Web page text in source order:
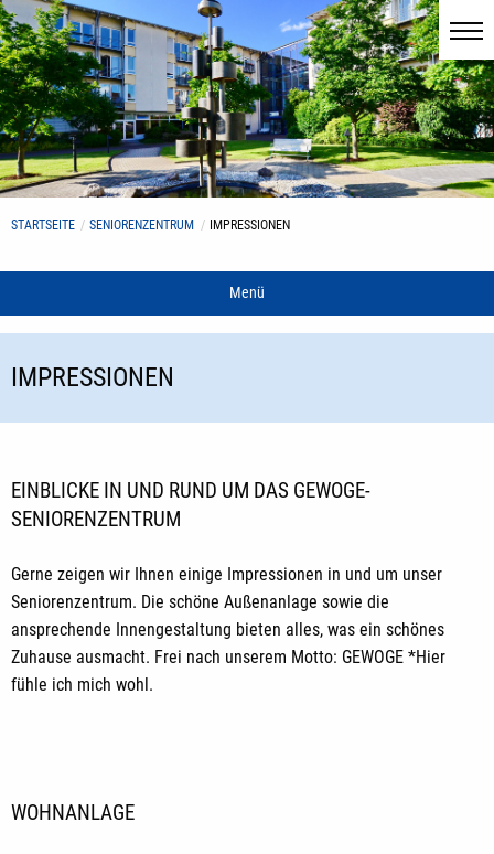
STARTSEITE SENIORENZENTRUM IMPRESSIONEN
Menü
IMPRESSIONEN
EINBLICKE IN UND RUND UM DAS GEWOGE-
SENIORENZENTRUM
Gerne zeigen wir Ihnen einige Impressionen in und um unser
Seniorenzentrum. Die schöne Außenanlage sowie die
ansprechende Innengestaltung bieten alles, was ein schönes
Zuhause ausmacht. Frei nach unserem Motto: GEWOGE *Hier
fühle ich mich wohl.
WOHNANLAGE